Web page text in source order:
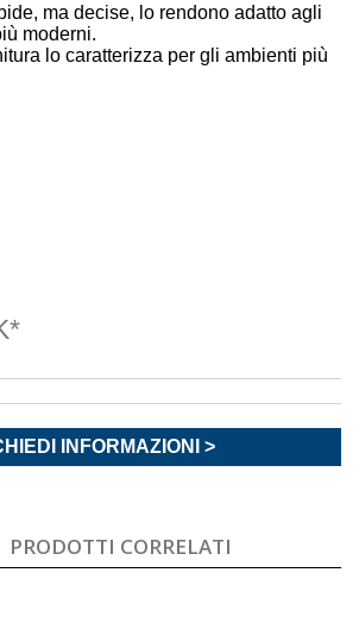
ma decise, lo rendono adatto agli
moderni.
lo caratterizza per gli ambienti più
INFORMAZIONI >
PRODOTTI CORRELATI